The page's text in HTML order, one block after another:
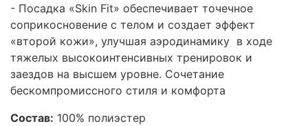
- Посадка «Skin Fit» обеспечивает точечное
соприкосновение с телом и создает эффект
«второй кожи», улучшая аэродинамику в ходе
тяжелых высокоинтенсивных тренировок и
заездов на высшем уровне. Сочетание
бескомпромиссного стиля и комфорта
Состав: 100% полиэстер